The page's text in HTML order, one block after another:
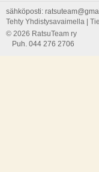
sähköposti:
Tehty Yhdistysavaimella
© 2026 RatsuTeam ry
Puh. 044 276 2706